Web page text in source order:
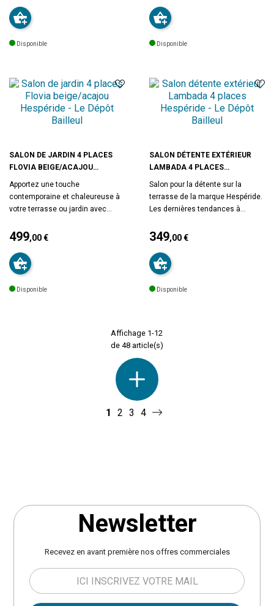
taille S. Le tissu est traité
déperlant, il permet à l'eau de
La housse dispose d'un cordon
d'aération. Fourni avec un sac de
transport. Dimensions : L. 75 x l.
75 x H. 100 cm. Poids : 0,7 kg.
Matière : polyester. Marque :
Prix
Disponible
taille M. Le tissu est traité
déperlant, il permet à l'eau de
La housse dispose d'un cordon
d'aération. Fourni avec un sac de
transport. Dimensions : L. 250 x l.
250 x H. 90 cm. Poids : 2,7 kg.
Matière : polyester. Marque :
Prix
Disponible
SALON DE JARDIN 4 PLACES
FLOVIA BEIGE/ACAJOU
HESPÉRIDE
Apportez une touche
contemporaine et chaleureuse à
votre terrasse ou jardin avec
beige/acajou Hespéride
durabilité, cet ensemble est idéal
pour profiter pleinement de vos
Avec ses teintes beige et acajou
extérieur. Son tissu texturé et son
avec une structure en aluminium
de jardin résiste parfaitement aux
usage quotidien en toute
sérénité. Profitez d’une assise
agréable grâce aux coussins
coussins d’assise : 24-25 kg/m³. -
g/m², à la fois résistant et
confortable. - Tissu déperlant :
l’eau glisse sans pénétrer, idéal
Prix
499,00 €
Disponible
SALON DÉTENTE EXTÉRIEUR
LAMBADA 4 PLACES
HESPÉRIDE
Salon pour la détente sur la
terrasse de la marque Hespéride.
Les dernières tendances à
votre terrasse. Salon détente
(1 40x69xH75 cm
(69x67x H75 cm
(90x45xH.40 cm)
polyester et verre trempé. Coloris
sable et noir. Poids 38 kg.
Prix
349,00 €
Disponible
Affichage 1-12
de 48 article(s)
1 2 3 4
Newsletter
Recevez en avant première nos offres commerciales